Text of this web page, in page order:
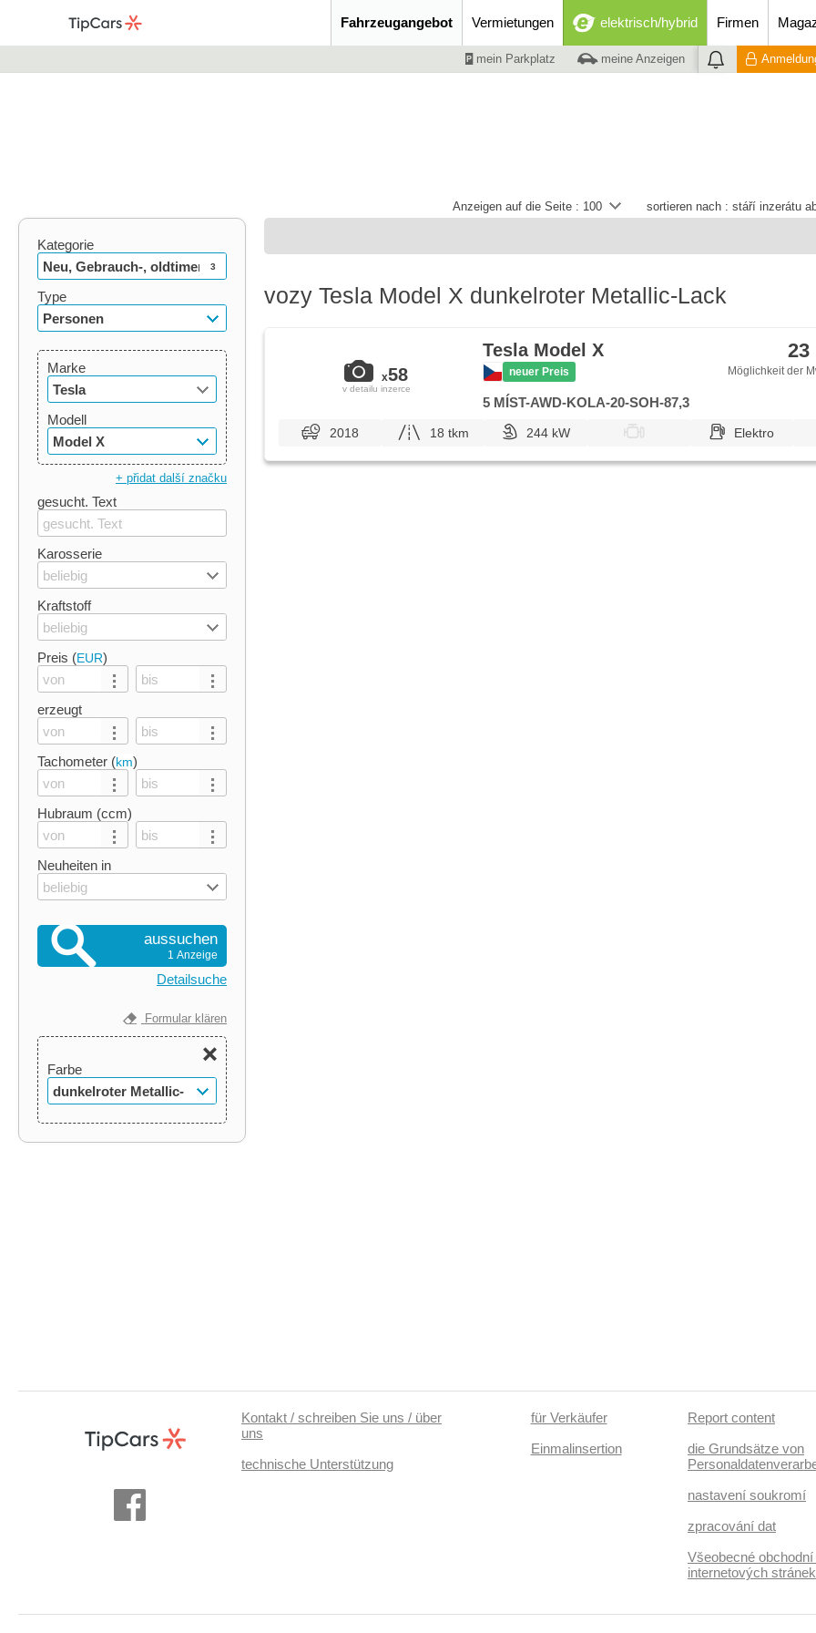
Fahrzeugangebot Vermietungen elektrisch/hybrid Firmen
mein Parkplatz meine Anzeigen
sortieren nach : stáří inzerátu
Anzeigen auf die Seite : 100
Kategorie
Neu, Gebrauch-, oldtimer
3
Type
Personen
Marke
Tesla
Modell
Model X
+ přidat další značku
gesucht. Text
Karosserie
beliebig
Kraftstoff
beliebig
Preis (EUR)
erzeugt
Tachometer (km)
Hubraum (ccm)
Neuheiten in
beliebig
aussuchen
1 Anzeige
Detailsuche
Formular klären
Farbe
dunkelroter Metallic-
vozy Tesla Model X dunkelroter Metallic-Lack
x58
v detailu inzerce
Tesla Model X
neuer Preis
23
Möglichkeit der
5 MÍST-AWD-KOLA-20-SOH-87,3
2018 18 tkm 244 kW Elektro
Kontakt / schreiben Sie uns / über
uns
technische Unterstützung
für Verkäufer
Einmalinsertion
Report content
die Grundsätze von
nastavení soukromí
zpracování dat
Všeobecné
internetových